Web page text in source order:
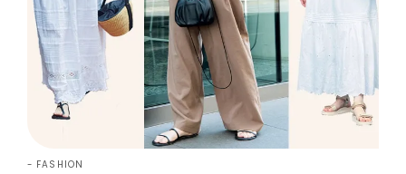
FASHION